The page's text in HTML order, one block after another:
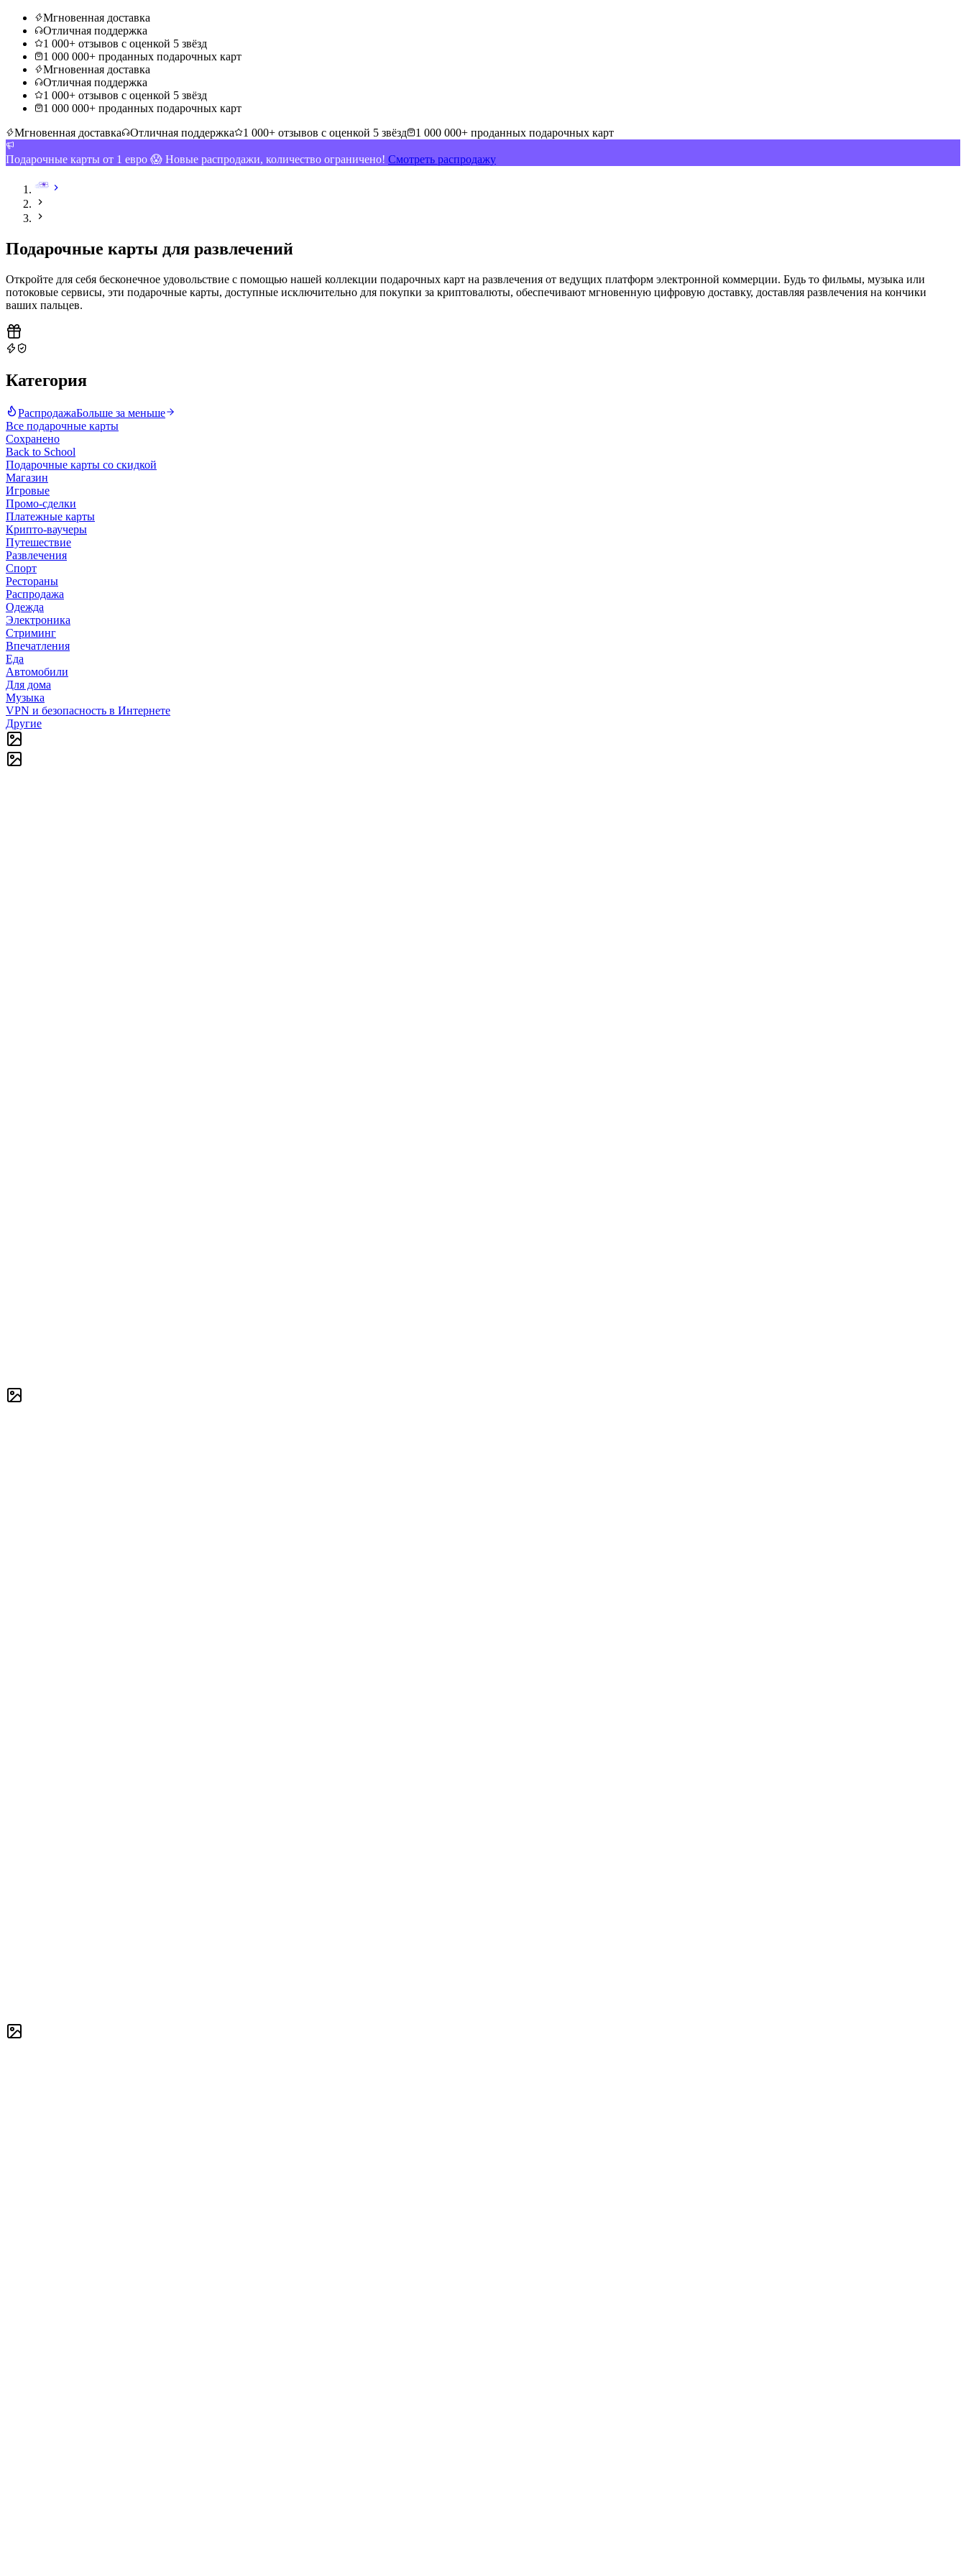
Мгновенная доставка
Отличная поддержка
1 000+ отзывов с оценкой 5 звёзд
1 000 000+ проданных подарочных карт
Мгновенная доставка
Отличная поддержка
1 000+ отзывов с оценкой 5 звёзд
1 000 000+ проданных подарочных карт
Мгновенная доставка
Отличная поддержка 1 000+ отзывов с оценкой 5 звёзд 1 000 000+ проданных подарочных карт
Подарочные карты от 1 евро 😱 Новые распродажи, количество ограничено! Смотреть распродажу
Подарочные карты для развлечений
Откройте для себя бесконечное удовольствие с помощью нашей коллекции подарочных карт на развлечения от ведущих платформ электронной коммерции. Будь то фильмы, музыка или
потоковые сервисы, эти подарочные карты, доступные исключительно для покупки за криптовалюты, обеспечивают мгновенную цифровую доставку, доставляя развлечения на кончики
ваших пальцев.
Категория
РаспродажаБольше за меньше
Все подарочные карты
Сохранено
Back to School
Подарочные карты со скидкой
Магазин
Игровые
Промо-сделки
Платежные карты
Крипто-ваучеры
Путешествие
Развлечения
Спорт
Рестораны
Распродажа
Одежда
Электроника
Стриминг
Впечатления
Еда
Автомобили
Для дома
Музыка
VPN и безопасность в Интернете
Другие